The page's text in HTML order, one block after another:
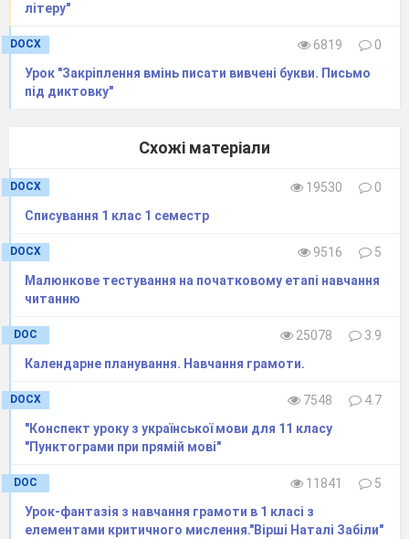
літеру"
DOCX 6819
0
Урок "Закріплення вмінь писати вивчені букви. Письмо
під диктовку"
Схожі матеріали
DOCX 19530
0
Списування 1 клас 1 семестр
DOCX 9516
5
Малюнкове тестування на початковому етапі навчання
читанню
DOC 25078
3.9
Календарне планування. Навчання грамоти.
DOCX 7548
4.7
"Конспект уроку з української мови для 11 класу
"Пунктограми при прямій мові"
DOC 11841
5
Урок-фантазія з навчання грамоти в 1 класі з
елементами критичного мислення."Вірші Наталі Забіли"